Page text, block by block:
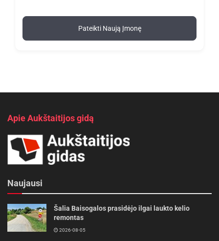
Pateikti Naują Įmonę
Apie Aukštaitijos gidą
Naujausi
Šalia Baisogalos prasidėjo ilgai laukto kelio
remontas
2026-08-05